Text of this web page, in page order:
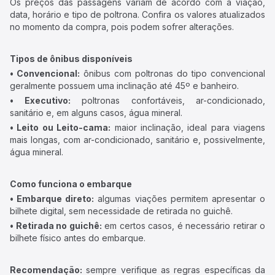
Os preços das passagens variam de acordo com a viação,
data, horário e tipo de poltrona. Confira os valores atualizados
no momento da compra, pois podem sofrer alterações.
Tipos de ônibus disponíveis
• Convencional: ônibus com poltronas do tipo convencional
geralmente possuem uma inclinação até 45º e banheiro.
• Executivo: poltronas confortáveis, ar-condicionado,
sanitário e, em alguns casos, água mineral.
• Leito ou Leito-cama: maior inclinação, ideal para viagens
mais longas, com ar-condicionado, sanitário e, possivelmente,
água mineral.
Como funciona o embarque
• Embarque direto: algumas viações permitem apresentar o
bilhete digital, sem necessidade de retirada no guichê.
• Retirada no guichê: em certos casos, é necessário retirar o
bilhete físico antes do embarque.
Recomendação: sempre verifique as regras específicas da